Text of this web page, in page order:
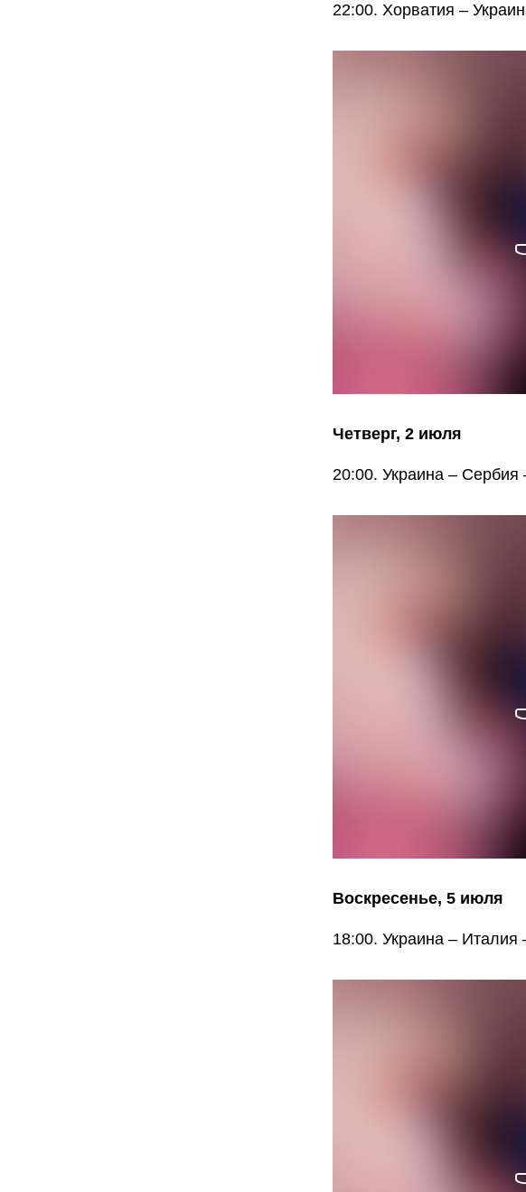
22:00. Хорватия –
Четверг, 2 июля
20:00. Украина –
Воскресенье, 5 июля
18:00. Украина –